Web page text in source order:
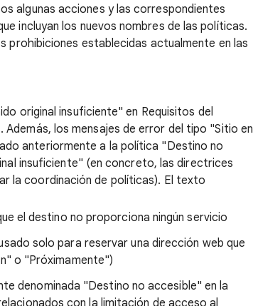
algunas acciones y las correspondientes
incluyan los nuevos nombres de las políticas.
prohibiciones establecidas actualmente en las
original insuficiente" en Requisitos del
los mensajes de error del tipo "Sitio en
anteriormente a la política "Destino no
insuficiente" (en concreto, las directrices
la coordinación de políticas). El texto
el destino no proporciona ningún servicio
solo para reservar una dirección web que
o "Próximamente")
denominada "Destino no accesible" en la
con la limitación de acceso al